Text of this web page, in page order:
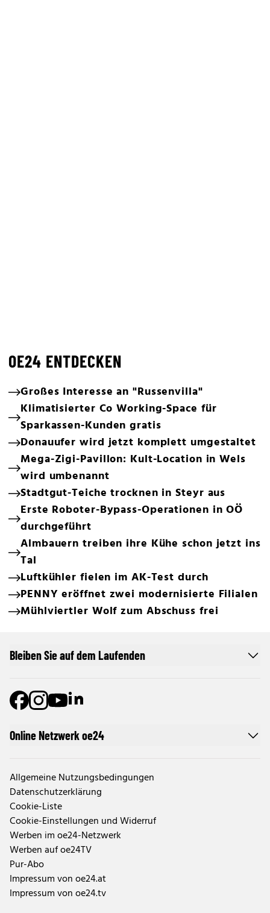
OE24 ENTDECKEN
Großes Interesse an "Russenvilla"
Klimatisierter Co Working-Space für
Sparkassen-Kunden gratis
Donauufer wird jetzt komplett umgestaltet
Mega-Zigi-Pavillon: Kult-Location in Wels
wird umbenannt
Stadtgut-Teiche trocknen in Steyr aus
Erste Roboter-Bypass-Operationen in OÖ
durchgeführt
Almbauern treiben ihre Kühe schon jetzt ins
Tal
Luftkühler fielen im AK-Test durch
PENNY eröffnet zwei modernisierte Filialen
Mühlviertler Wolf zum Abschuss frei
Online Netzwerk oe24
Allgemeine Nutzungsbedingungen
Datenschutzerklärung
Cookie-Liste
Cookie-Einstellungen und Widerruf
Werben im oe24-Netzwerk
Werben auf oe24TV
Pur-Abo
Impressum von oe24.at
Impressum von oe24.tv
Bleiben Sie auf dem Laufenden